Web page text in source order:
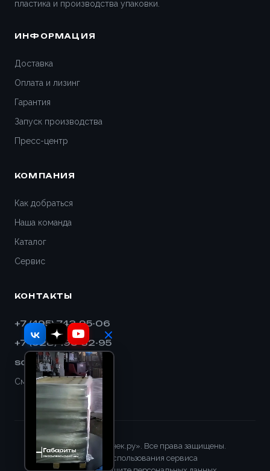
пластика и производства упаковки.
ИНФОРМАЦИЯ
Доставка
Оплата и лизинг
Гарантия
Запуск производства
Пресс-центр
КОМПАНИЯ
Как добраться
Наша команда
Каталог
Сервис
КОНТАКТЫ
+7 (495) 743-95-06
+7 (928) 193-32-95
sales@shnek.ru
Смотреть на карте
© 2008–2026 «Шнек.ру». Все права защищены.
Правила использования сервиса